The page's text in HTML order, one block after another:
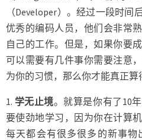
（Developer）。经过一段时
优秀的编码人员，他们会非常
自己的工作。但是，如果你要
可以需要有几件事你需要注意
为你的习惯，那么你才能真正算
1. 学无止境。就算是你有了10
要使劲地学习，因为你在计算
每天都会有很多很多的新事